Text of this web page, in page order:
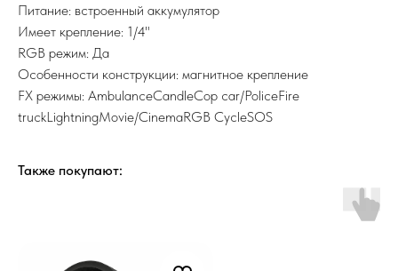
Питание: встроенный аккумулятор
Имеет крепление: 1/4"
RGB режим: Да
Особенности конструкции: магнитное крепление
FX режимы: AmbulanceCandleCop car/PoliceFire
truckLightningMovie/CinemaRGB CycleSOS
Также покупают: